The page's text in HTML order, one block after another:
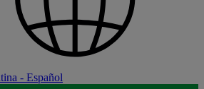
- Español